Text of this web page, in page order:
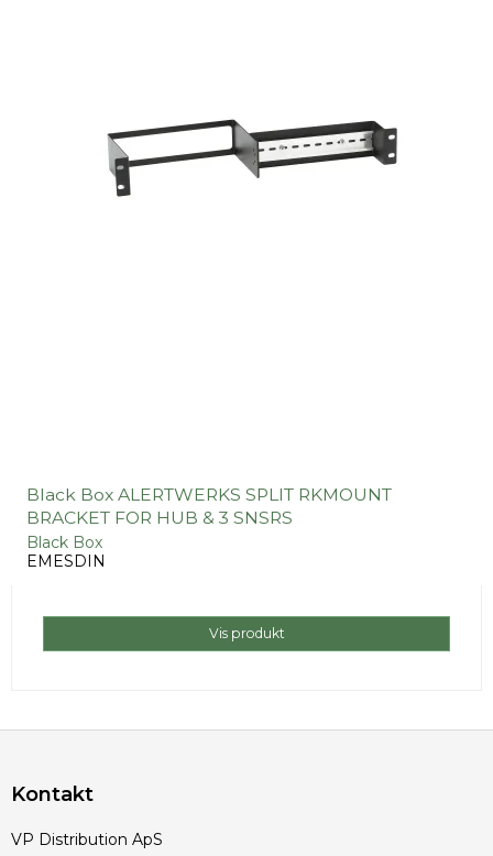
Black Box ALERTWERKS SPLIT RKMOUNT
BRACKET FOR HUB & 3 SNSRS
Black Box
EMESDIN
Vis produkt
Kontakt
VP Distribution ApS